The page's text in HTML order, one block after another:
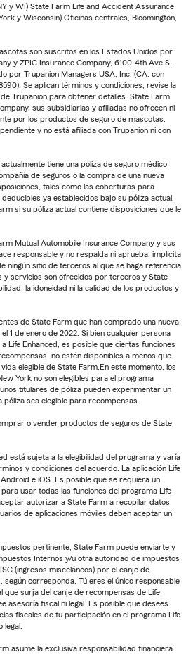
y WI) State Farm Life and Accident Assurance
y Wisconsin) Oficinas centrales, Bloomington,
son suscritos en los Estados Unidos por
y ZPIC Insurance Company, 6100-4th Ave S,
por Trupanion Managers USA, Inc. (CA: con
Se aplican términos y condiciones, revise la
Trupanion para obtener detalles. State Farm
sus subsidiarias y afiliadas no ofrecen ni
por los productos de seguro de mascotas.
y no está afiliada con Trupanion ni con
actualmente tiene una póliza de seguro médico
de seguros o la compra de una nueva
tales como las coberturas para
ya establecidos bajo su póliza actual.
si su póliza actual contiene disposiciones que le
Mutual Automobile Insurance Company y sus
responsable y no respalda ni aprueba, implícita
ningún sitio de terceros al que se haga referencia
y servicios son ofrecidos por terceros y State
la idoneidad ni la calidad de los productos y
de State Farm que han comprado una nueva
1 de enero de 2022. Si bien cualquier persona
Life Enhanced, es posible que ciertas funciones
no estén disponibles a menos que
elegible de State Farm.En este momento, los
York no son elegibles para el programa
titulares de póliza pueden experimentar un
sea elegible para recompensas.
o vender productos de seguros de State
está sujeta a la elegibilidad del programa y varía
y condiciones del acuerdo. La aplicación Life
e iOS. Es posible que se requiera un
usar todas las funciones del programa Life
autorizar a State Farm a recopilar datos
de aplicaciones móviles deben aceptar un
pertinente, State Farm puede enviarte y
Internos y/u otra autoridad de impuestos
(ingresos misceláneos) por el canje de
según corresponda. Tú eres el único responsable
que surja del canje de recompensas de Life
asesoría fiscal ni legal. Es posible que desees
fiscales de tu participación en el programa Life
legal.
asume la exclusiva responsabilidad financiera